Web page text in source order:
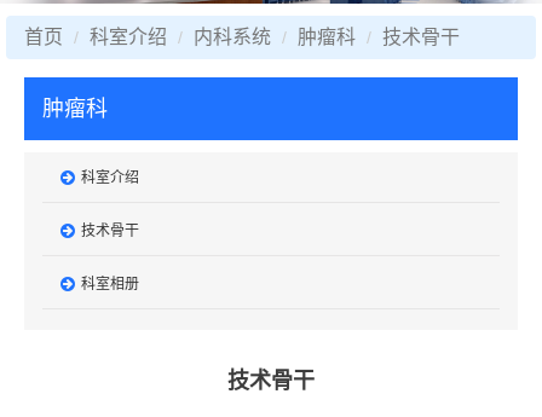
首页 科室介绍 内科系统 肿瘤科 技术骨干
肿瘤科
科室介绍
技术骨干
科室相册
技术骨干